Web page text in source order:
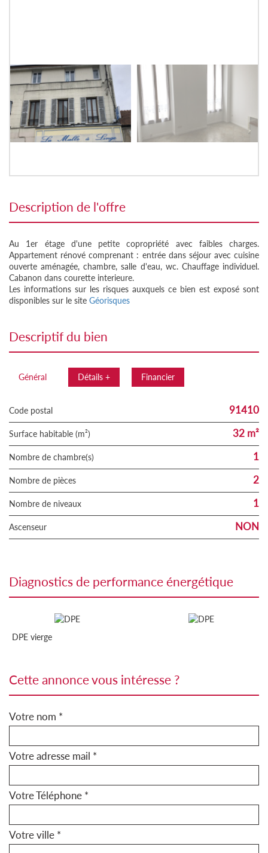
description de l'offre
Au 1er étage d'une petite copropriété avec faibles charges.
Appartement rénové comprenant : entrée dans séjour avec cuisine
ouverte aménagée, chambre, salle d'eau, wc. Chauffage individuel.
Cabanon dans courette interieure.
Les informations sur les risques auxquels ce bien est exposé sont
disponibles sur le site Géorisques
descriptif du bien
Général Détails + Financier
Code postal 91410
Surface habitable (m²) 32 m²
Nombre de chambre(s) 1
Nombre de pièces 2
Nombre de niveaux 1
Ascenseur NON
diagnostics de performance énergétique
DPE vierge
cette annonce vous intéresse ?
Votre nom *
Votre adresse mail *
Votre Téléphone *
Votre ville *